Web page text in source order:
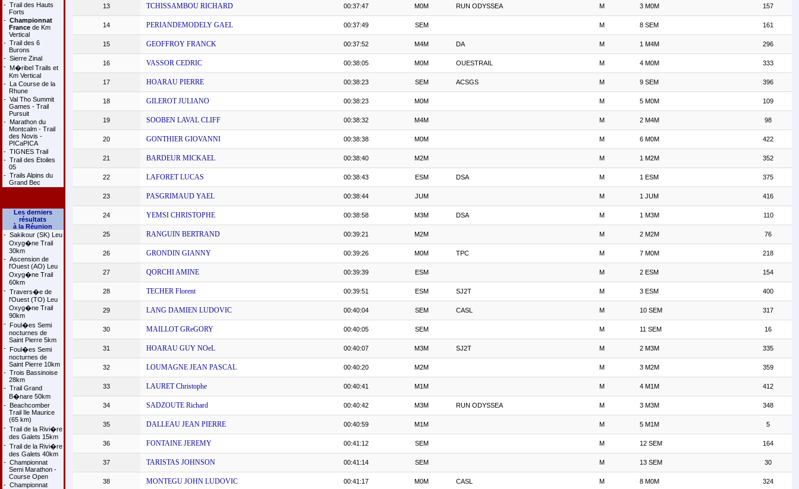
- Trail des Hauts
Forts
- Championnat
Francede Km
Vertical
- Trail des 6
Burons
- Sierre Zinal
- M�ribel Trails et
Km Vertical
- La Course de la
Rhune
- Val Tho Summit
Games - Trail
Pursuit
- Marathon du
Montcalm - Trail
des Novis -
PICaPICA
- TIGNES Trail
- Trail des Etoiles
05
- Trails Alpins du
Grand Bec
Les derniers
résultats
à la Réunion
- Sakikour (SK) Leu
Oxyg�ne Trail
30km
- Ascension de
l'Ouest (AO) Leu
Oxyg�ne Trail
60km
- Travers�e de
l'Ouest (TO) Leu
Oxyg�ne Trail
90km
- Foul�es Semi
nocturnes de
Saint Pierre 5km
- Foul�es Semi
nocturnes de
Saint Pierre 10km
- Trois Bassinoise
28km
- Trail Grand
B�nare 50km
- Beachcomber
Trail Ile Maurice
(65 km)
- Trail de la Rivi�re
des Galets 15km
- Trail de la Rivi�re
des Galets 40km
- Championnat
Semi Marathon -
Course Open
- Championnat
13 TCHISSAMBOU RICHARD 00:37:47 M0M RUN ODYSSEA M 3 M0M 157
14 PERIANDEMODELY GAEL 00:37:49 SEM M 8 SEM 161
15 GEOFFROY FRANCK 00:37:52 M4M DA M 1 M4M 296
16 VASSOR CEDRIC 00:38:05 M0M OUESTRAIL M 4 M0M 333
17 HOARAU PIERRE 00:38:23 SEM ACSGS M 9 SEM 396
18 GILEROT JULIANO 00:38:23 M0M M 5 M0M 109
19 SOOBEN LAVAL CLIFF 00:38:32 M4M M 2 M4M 98
20 GONTHIER GIOVANNI 00:38:38 M0M M 6 M0M 422
21 BARDEUR MICKAEL 00:38:40 M2M M 1 M2M 352
22 LAFORET LUCAS 00:38:43 ESM DSA M 1 ESM 375
23 PASGRIMAUD YAEL 00:38:44 JUM M 1 JUM 416
24 YEMSI CHRISTOPHE 00:38:58 M3M DSA M 1 M3M 110
25 RANGUIN BERTRAND 00:39:21 M2M M 2 M2M 76
26 GRONDIN GIANNY 00:39:26 M0M TPC M 7 M0M 218
27 QORCHI AMINE 00:39:39 ESM M 2 ESM 154
28 TECHER Florent 00:39:51 ESM SJ2T M 3 ESM 400
29 LANG DAMIEN LUDOVIC 00:40:04 SEM CASL M 10 SEM 317
30 MAILLOT GReGORY 00:40:05 SEM M 11 SEM 16
31 HOARAU GUY NOeL 00:40:07 M3M SJ2T M 2 M3M 335
32 LOUMAGNE JEAN PASCAL 00:40:20 M2M M 3 M2M 359
33 LAURET Christophe 00:40:41 M1M M 4 M1M 412
34 SADZOUTE Richard 00:40:42 M3M RUN ODYSSEA M 3 M3M 348
35 DALLEAU JEAN PIERRE 00:40:59 M1M M 5 M1M 5
36 FONTAINE JEREMY 00:41:12 SEM M 12 SEM 164
37 TARISTAS JOHNSON 00:41:14 SEM M 13 SEM 30
38 MONTEGU JOHN LUDOVIC 00:41:17 M0M CASL M 8 M0M 324